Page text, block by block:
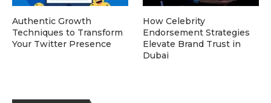
Authentic Growth
Techniques to Transform
Your Twitter Presence
How Celebrity
Endorsement Strategies
Elevate Brand Trust in
Dubai